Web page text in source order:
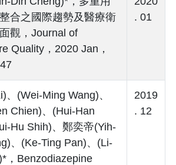
合之國際趨勢及醫療衛
觀，Journal of
Quality，2020 Jan，
. 01
、(Wei-Ming Wang)、
Chien)、(Hui-Han
Hu Shih)、鄭奕帝(Yih-
、(Ke-Ting Pan)、(Li-
，Benzodiazepine
2019
. 12